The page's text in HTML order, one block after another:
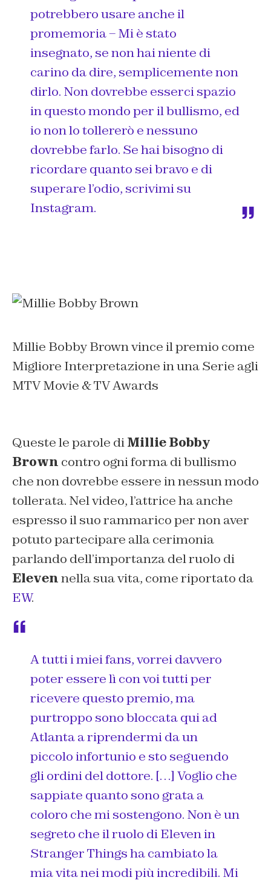
potrebbero usare anche il
promemoria – Mi è stato
insegnato, se non hai niente di
carino da dire, semplicemente non
dirlo. Non dovrebbe esserci spazio
in questo mondo per il bullismo, ed
io non lo tollererò e nessuno
dovrebbe farlo. Se hai bisogno di
ricordare quanto sei bravo e di
superare l’odio, scrivimi su
Instagram.
Millie Bobby Brown vince il premio come
Migliore Interpretazione in una Serie agli
MTV Movie & TV Awards
Queste le parole diMillie Bobby
Brown contro ogni forma di bullismo
che non dovrebbe essere in nessun modo
tollerata. Nel video, l’attrice ha anche
espresso il suo rammarico per non aver
potuto partecipare alla cerimonia
parlando dell’importanza del ruolo di
Elevennella sua vita, come riportato da
EW.
A tutti i miei fans, vorrei davvero
poter essere lì con voi tutti per
ricevere questo premio, ma
purtroppo sono bloccata qui ad
Atlanta a riprendermi da un
piccolo infortunio e sto seguendo
gli ordini del dottore. […] Voglio che
sappiate quanto sono grata a
coloro che mi sostengono. Non è un
segreto che il ruolo di Eleven in
Stranger Things ha cambiato la
mia vita nei modi più incredibili. Mi